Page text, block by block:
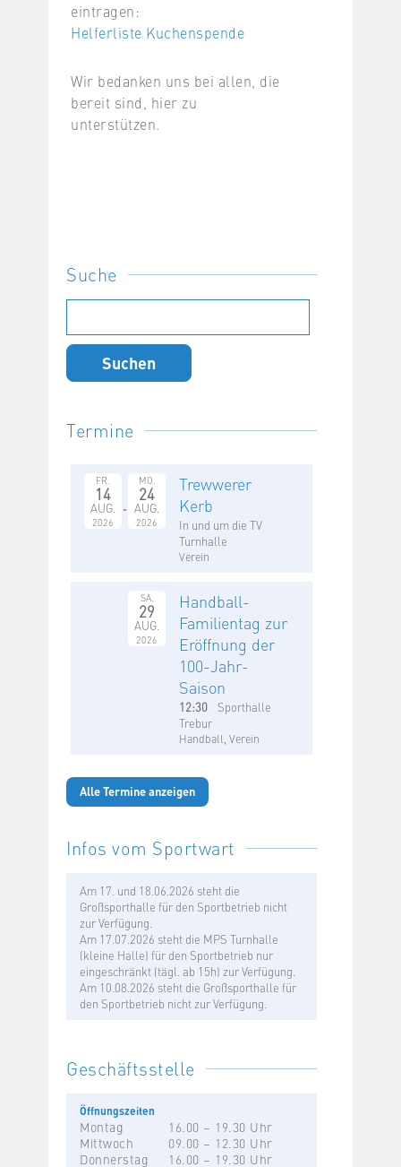
eintragen:
Helferliste Kuchenspende
Wir bedanken uns bei allen, die
bereit sind, hier zu
unterstützen.
Suche
nach:
Termine
FR.
14
AUG.
2026
MO.
24
AUG.
2026
Trewwerer
Kerb
In und um die TV
Turnhalle
Verein
SA.
29
AUG.
2026
Handball-
Familientag zur
Eröffnung der
100-Jahr-
Saison
12:30
Sporthalle
Trebur
Handball, Verein
Alle Termine anzeigen
Infos vom Sportwart
Am 17. und 18.06.2026 steht die
Großsporthalle für den Sportbetrieb nicht
zur Verfügung.
Am 17.07.2026 steht die MPS Turnhalle
(kleine Halle) für den Sportbetrieb nur
eingeschränkt (tägl. ab 15h) zur Verfügung.
Am 10.08.2026 steht die Großsporthalle für
den Sportbetrieb nicht zur Verfügung.
Geschäftsstelle
Öffnungszeiten
Montag
16.00 – 19.30 Uhr
Mittwoch
09.00 – 12.30 Uhr
Donnerstag
16.00 – 19.30 Uhr